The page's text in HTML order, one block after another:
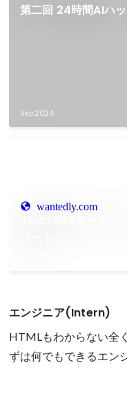
第二回 24時間AIハ
Sep 2024
wantedly.com
エンジニア(Intern)
HTMLもわからない全
ずは何でもできるエン